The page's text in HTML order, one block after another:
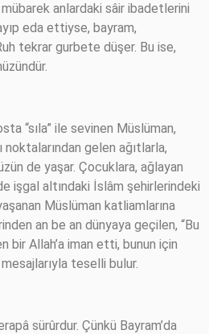
anlardaki sâir ibadetlerini
eda ettiyse, bayram,
tekrar gurbete düşer. Bu ise,
“sıla” ile sevinen Müslüman,
noktalarından gelen ağıtlarla,
de yaşar. Çocuklara, ağlayan
işgal altındaki İslâm şehirlerindeki
Müslüman katliamlarına
an be an dünyaya geçilen, “Bu
bir Allah’a iman etti, bunun için
teselli bulur.
sürûrdur. Çünkü Bayram’da